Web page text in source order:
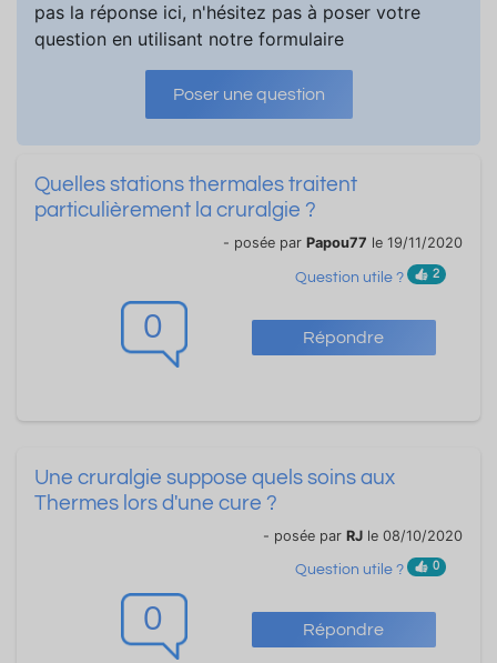
pas la réponse ici, n'hésitez pas à poser votre
question en utilisant notre formulaire
Poser une question
0 Répondre
Quelles stations thermales traitent
particulièrement la cruralgie ?
- posée par Papou77 le 19/11/2020
Question utile ? 2
0 Répondre
Une cruralgie suppose quels soins aux
Thermes lors d'une cure ?
- posée par RJ le 08/10/2020
Question utile ? 0